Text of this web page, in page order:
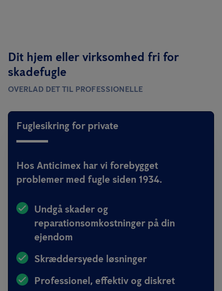
Dit hjem eller virksomhed fri for
skadefugle
OVERLAD DET TIL PROFESSIONELLE
Fuglesikring for private
Hos Anticimex har vi forebygget
problemer med fugle siden 1934.
Undgå skader og
reparationsomkostninger på din
ejendom
Skræddersyede løsninger
Professionel, effektiv og diskret